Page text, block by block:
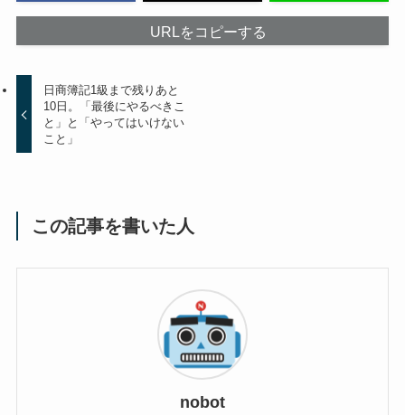
URLをコピーする
日商簿記1級まで残りあと
10日。「最後にやるべきこ
と」と「やってはいけない
こと」
この記事を書いた人
nobot